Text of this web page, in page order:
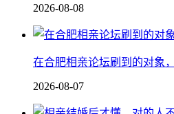
2026-08-08
在合肥相亲论坛刷到的对象
2026-08-07